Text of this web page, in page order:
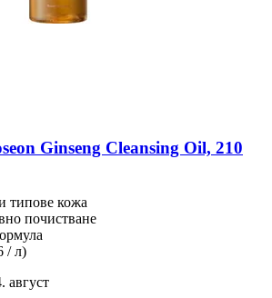
Ginseng Cleansing Oil, 210
типове кожа
почистване
/ л)
август